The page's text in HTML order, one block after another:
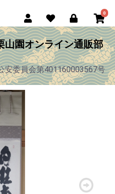
0
山園オンライン通販部
安委員会第401160003567号